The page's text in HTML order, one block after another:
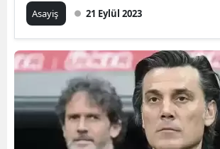
Asayiş 21 Eylül 2023